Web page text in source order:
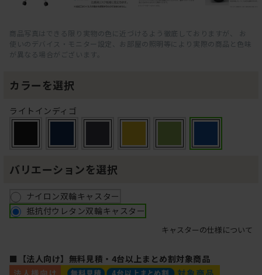
商品写真はできる限り実物の色に近づけるよう徹底しておりますが、 お
使いのデバイス・モニター設定、お部屋の照明等により実際の商品と色味
が異なる場合がございます。
カラーを選択
ライトインディゴ
バリエーションを選択
ナイロン双輪キャスター
抵抗付ウレタン双輪キャスター
キャスターの仕様について
■【法人向け】無料見積・4台以上まとめ割対象商品